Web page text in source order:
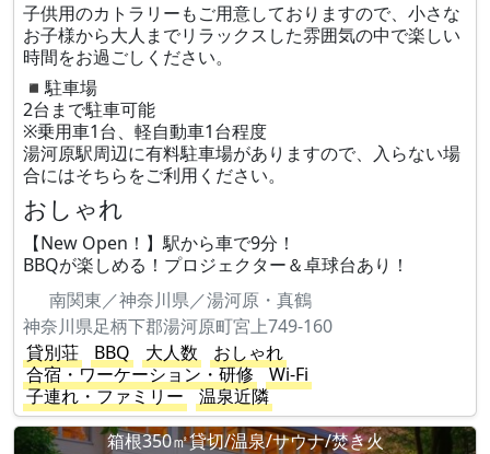
子供用のカトラリーもご用意しておりますので、小さな
お子様から大人までリラックスした雰囲気の中で楽しい
時間をお過ごしください。
◾️駐車場
2台まで駐車可能
※乗用車1台、軽自動車1台程度
湯河原駅周辺に有料駐車場がありますので、入らない場
合にはそちらをご利用ください。
おしゃれ
【New Open！】駅から車で9分！
BBQが楽しめる！プロジェクター＆卓球台あり！
南関東／神奈川県／湯河原・真鶴
神奈川県足柄下郡湯河原町宮上749-160
貸別荘
BBQ 大人数
おしゃれ
合宿・ワーケーション・研修
Wi-Fi
子連れ・ファミリー
温泉近隣
箱根350㎡貸切/温泉/サウナ/焚き火